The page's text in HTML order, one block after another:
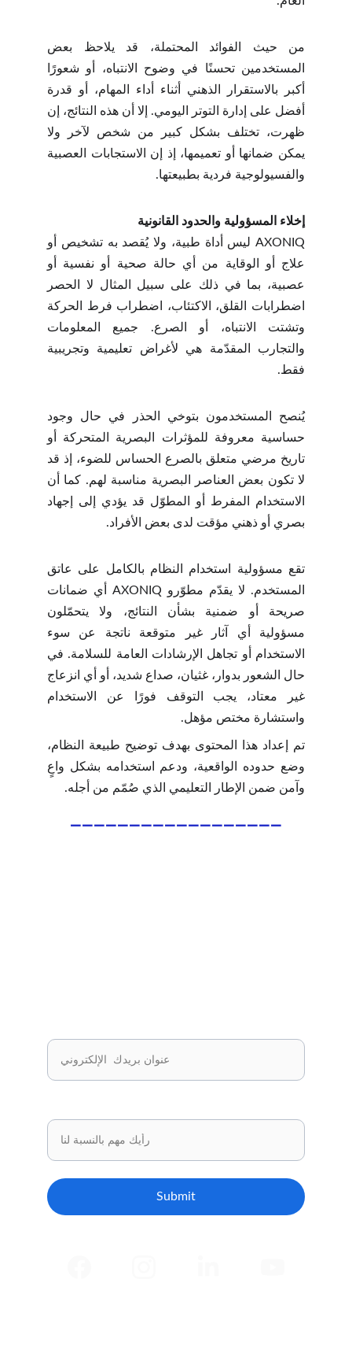
من حيث الفوائد المحتملة، قد يلاحظ بعض
المستخدمين تحسنًا في وضوح الانتباه، أو شعورًا
أكبر بالاستقرار الذهني أثناء أداء المهام، أو قدرة
أفضل على إدارة التوتر اليومي. إلا أن هذه النتائج، إن
ظهرت، تختلف بشكل كبير من شخص لآخر ولا
يمكن ضمانها أو تعميمها، إذ إن الاستجابات العصبية
والفسيولوجية فردية بطبيعتها.
إخلاء المسؤولية والحدود القانونية
AXONIQ ليس أداة طبية، ولا يُقصد به تشخيص أو
علاج أو الوقاية من أي حالة صحية أو نفسية أو
عصبية، بما في ذلك على سبيل المثال لا الحصر
اضطرابات القلق، الاكتئاب، اضطراب فرط الحركة
وتشتت الانتباه، أو الصرع. جميع المعلومات
والتجارب المقدّمة هي لأغراض تعليمية وتجريبية
فقط.
يُنصح المستخدمون بتوخي الحذر في حال وجود
حساسية معروفة للمؤثرات البصرية المتحركة أو
تاريخ مرضي متعلق بالصرع الحساس للضوء، إذ قد
لا تكون بعض العناصر البصرية مناسبة لهم. كما أن
الاستخدام المفرط أو المطوّل قد يؤدي إلى إجهاد
بصري أو ذهني مؤقت لدى بعض الأفراد.
تقع مسؤولية استخدام النظام بالكامل على عاتق
المستخدم. لا يقدّم مطوّرو AXONIQ أي ضمانات
صريحة أو ضمنية بشأن النتائج، ولا يتحمّلون
مسؤولية أي آثار غير متوقعة ناتجة عن سوء
الاستخدام أو تجاهل الإرشادات العامة للسلامة. في
حال الشعور بدوار، غثيان، صداع شديد، أو أي انزعاج
غير معتاد، يجب التوقف فورًا عن الاستخدام
واستشارة مختص مؤهل.
تم إعداد هذا المحتوى بهدف توضيح طبيعة النظام،
وضع حدوده الواقعية، ودعم استخدامه بشكل واعٍ
وآمن ضمن الإطار التعليمي الذي صُمّم من أجله.
Submit